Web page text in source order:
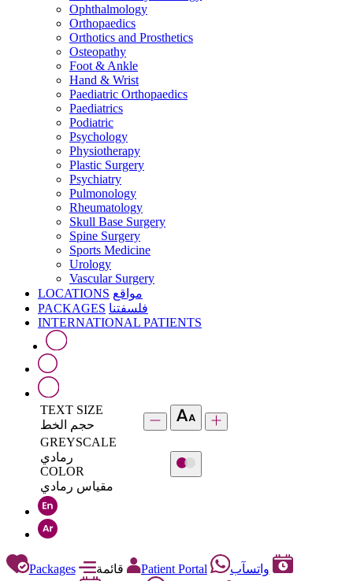
Ophthalmology
Orthopaedics
Orthotics and Prosthetics
Osteopathy
Foot & Ankle
Hand & Wrist
Paediatric Orthopaedics
Paediatrics
Podiatric
Psychology
Physiotherapy
Plastic Surgery
Psychiatry
Pulmonology
Rheumatology
Skull Base Surgery
Spine Surgery
Sports Medicine
Urology
Vascular Surgery
LOCATIONS مواقع
PACKAGES فلسفتنا
INTERNATIONAL PATIENTS
TEXT SIZE
حجم الخط
GREYSCALE
رمادي
COLOR
مقياس رمادي
Packages Patient Portal واتسآب